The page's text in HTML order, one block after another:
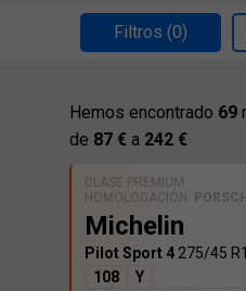
Filtros (0)
Hemos encontrado 69
de 87 € a 242 €
CLASE PREMIUM
HOMOLOGACIÓN:
Michelin
Pilot Sport 4 275/45
108
Y